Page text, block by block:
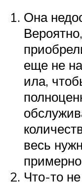
Она
еще не
ила,
весь
Что-то